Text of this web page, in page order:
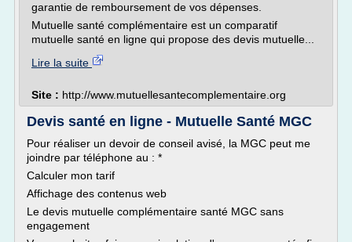
garantie de remboursement de vos dépenses.
Mutuelle santé complémentaire est un comparatif
mutuelle santé en ligne qui propose des devis mutuelle...
Lire la suite
Site : http://www.mutuellesantecomplementaire.org
Devis santé en ligne - Mutuelle Santé MGC
Pour réaliser un devoir de conseil avisé, la MGC peut me
joindre par téléphone au : *
Calculer mon tarif
Affichage des contenus web
Le devis mutuelle complémentaire santé MGC sans
engagement